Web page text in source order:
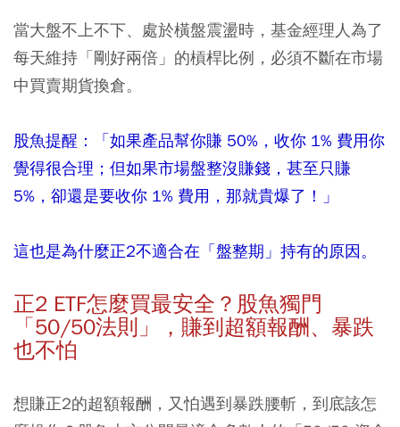
當大盤不上不下、處於橫盤震盪時，基金經理人為了
每天維持「剛好兩倍」的槓桿比例，必須不斷在市場
中買賣期貨換倉。
股魚提醒：「如果產品幫你賺 50%，收你 1% 費用你
覺得很合理；但如果市場盤整沒賺錢，甚至只賺
5%，卻還是要收你 1% 費用，那就貴爆了！」
這也是為什麼正2不適合在「盤整期」持有的原因。
正2 ETF怎麼買最安全？股魚獨門
「50/50法則」，賺到超額報酬、暴跌
也不怕
想賺正2的超額報酬，又怕遇到暴跌腰斬，到底該怎